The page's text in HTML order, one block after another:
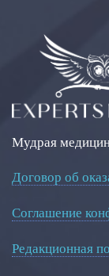
Мудрая
Договор об
Соглашение
Редакционная